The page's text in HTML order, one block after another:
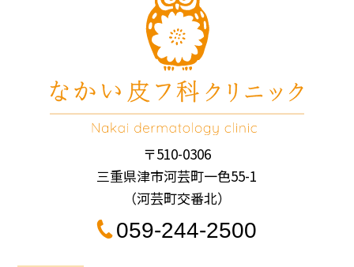
〒510-0306
三重県津市河芸町一色55-1
（河芸町交番北）
059-244-2500